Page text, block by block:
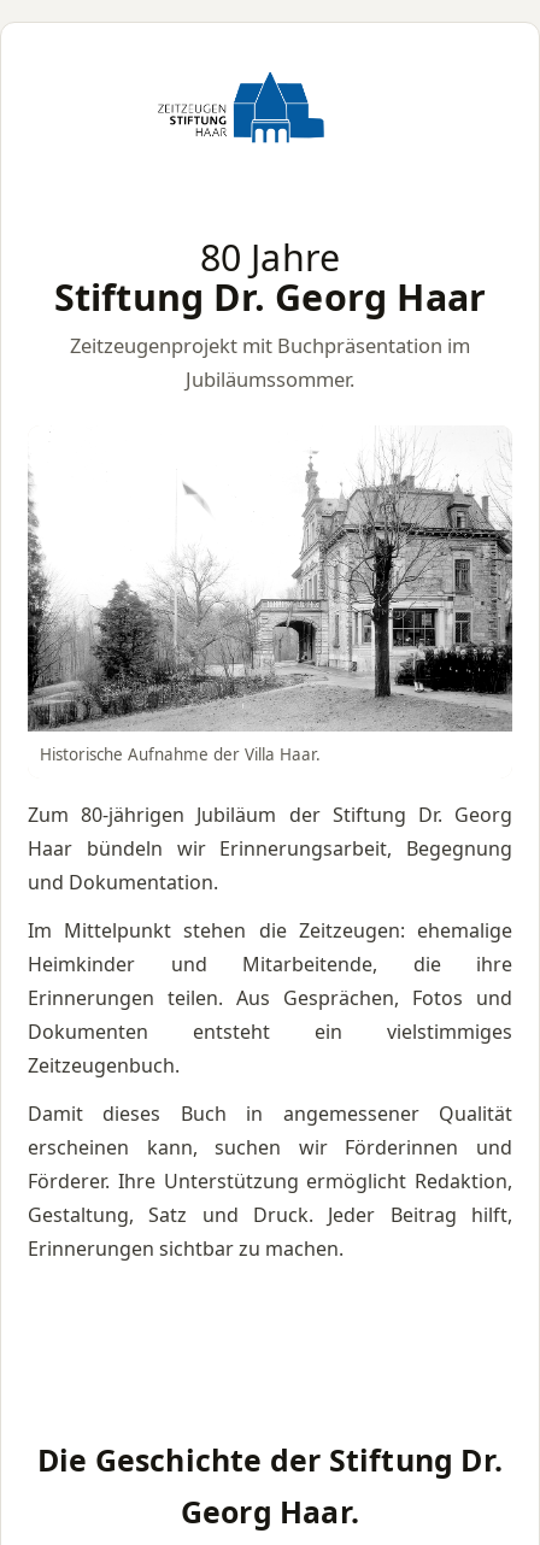
80 Jahre
Stiftung Dr. Georg Haar
Zeitzeugenprojekt mit Buchpräsentation im
Jubiläumssommer.
Historische Aufnahme der Villa Haar.
Zum 80-jährigen Jubiläum der Stiftung Dr. Georg
Haar bündeln wir Erinnerungsarbeit, Begegnung
und Dokumentation.
Im Mittelpunkt stehen die Zeitzeugen: ehemalige
Heimkinder und Mitarbeitende, die ihre
Erinnerungen teilen. Aus Gesprächen, Fotos und
Dokumenten entsteht ein vielstimmiges
Zeitzeugenbuch.
Damit dieses Buch in angemessener Qualität
erscheinen kann, suchen wir Förderinnen und
Förderer. Ihre Unterstützung ermöglicht Redaktion,
Gestaltung, Satz und Druck. Jeder Beitrag hilft,
Erinnerungen sichtbar zu machen.
Die Geschichte der Stiftung Dr.
Georg Haar.